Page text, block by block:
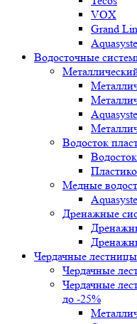
VOX
Grand
Водосточные
Водосток
Медные
Дренажные
Чердачные лестницы
Чердачные
Чердачные
до -25%